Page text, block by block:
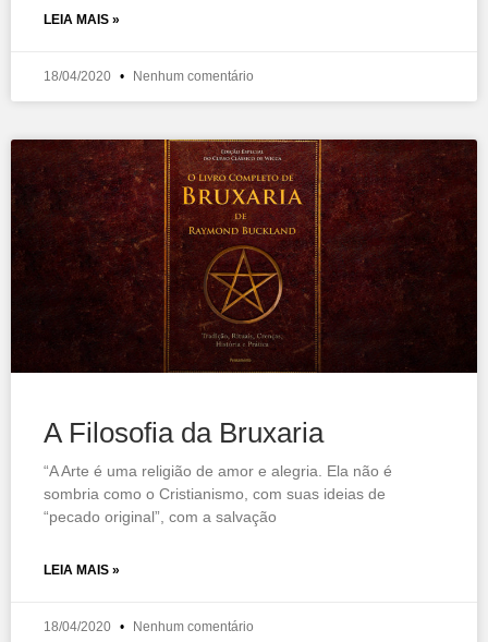
LEIA MAIS »
18/04/2020 Nenhum comentário
A Filosofia da Bruxaria
“A Arte é uma religião de amor e alegria. Ela não é
sombria como o Cristianismo, com suas ideias de
“pecado original”, com a salvação
LEIA MAIS »
18/04/2020 Nenhum comentário